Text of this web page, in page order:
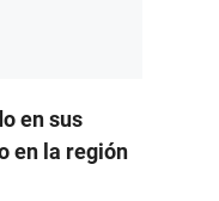
en sus
en la región